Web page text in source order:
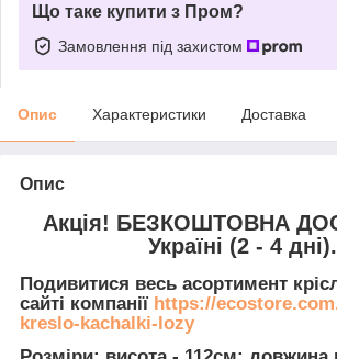
Що таке купити з Пром?
Замовлення під захистом
Опис Характеристики Доставка
Опис
Акція! БЕЗКОШТОВНА
Україні (2 - 4 дні).
Подивитися весь асортимент
сайті компанії https://
kreslo-kachalki-lozy